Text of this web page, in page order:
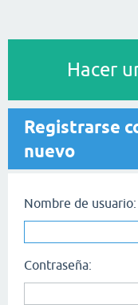
Hacer
Registrarse
nuevo
Nombre de usuario:
Contraseña: